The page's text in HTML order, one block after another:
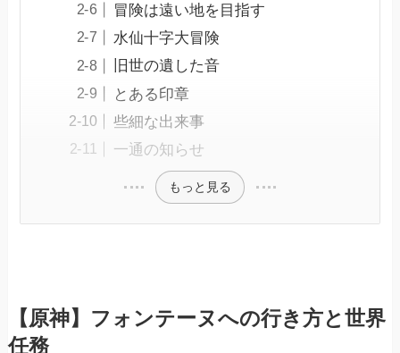
冒険は遠い地を目指す
水仙十字大冒険
旧世の遺した音
とある印章
些細な出来事
一通の知らせ
もっと見る
【原神】フォンテーヌへの行き方と世界
任務